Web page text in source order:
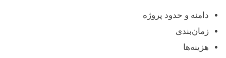
دامنه و حدود پروژه
زمان‌بندی
هزینه‌ها